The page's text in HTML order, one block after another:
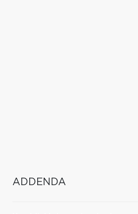
ADDENDA